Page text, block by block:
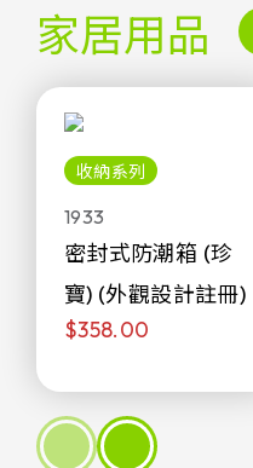
家居用品
收納系列
1933
密封式防潮箱 (珍
寶) (外觀設計註冊)
$358.00